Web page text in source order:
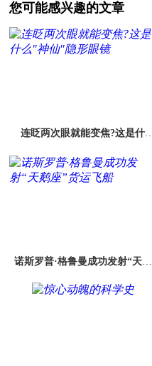
您可能感兴趣的文章
连眨两次眼就能变焦?这是什
诺斯罗普·格鲁曼成功发射“天鹅